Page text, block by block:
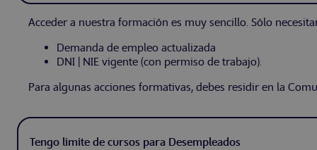
Acceder a nuestra formación es muy sencillo. Sólo
Demanda de empleo actualizada
DNI | NIE vigente (con permiso de trabajo).
Para algunas acciones formativas, debes residir en la
Tengo limite de cursos para Desempleados